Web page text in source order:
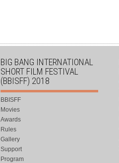
BIG BANG INTERNATIONAL
SHORT FILM FESTIVAL
(BBISFF) 2018
BBISFF
Movies
Awards
Rules
Gallery
Support
Program